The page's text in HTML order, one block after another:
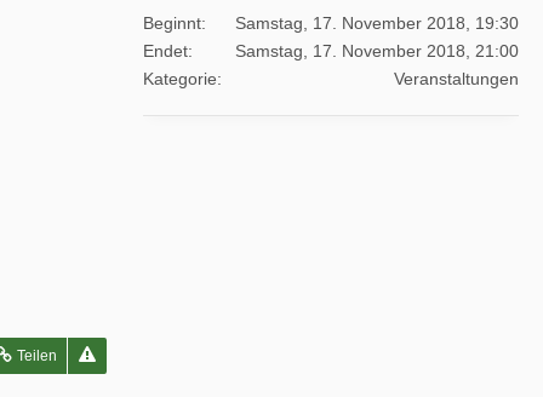
Teilen
Beginnt
Samstag, 17. November 2018, 19:30
Endet
Samstag, 17. November 2018, 21:00
Kategorie
Veranstaltungen